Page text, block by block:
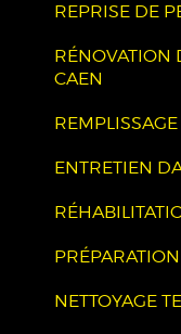
REPRISE DE
RÉNOVATION
CAEN
ENTRETIEN
NETTOYAGE